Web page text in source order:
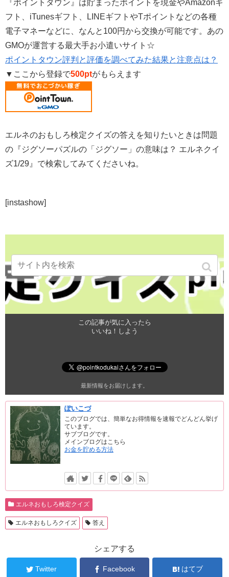
『ポイントタウン』は貯まったポイントを現金やAmazonギ
フト、iTunesギフト、LINEギフトやTポイントなどの各種
電子マネーなどに、なんと100円から交換が可能です。あの
GMOが運営する最大手お小遣いサイト☆
ポイントタウン評判と評価を調べてみた結果と注意点は？
▼ここから登録で500ptがもらえます
エルネのおもしろ検定クイズの答えを知りたいときは問題
の『ジグソーパズルの「ジグソー」の意味は？ エルネクイ
ズ1/29』で検索してみてくださいね。
[instashow]
この記事が気に入ったら
いいね！しよう
最新情報をお届けします。
ぽいこづ
このブログでは、簡単なお得情報を速報でどんどん挙げ
ています。
サブブログです。
メインブログはこちら
お金を貯める方法
エルネおもしろ検定クイズ
エルネおもしろクイズ 答え
シェアする
Twitter Facebook はてブ